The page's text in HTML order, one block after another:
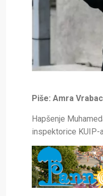
Piše: Amra Vrabac
Hapšenje
inspektorice KUIP-